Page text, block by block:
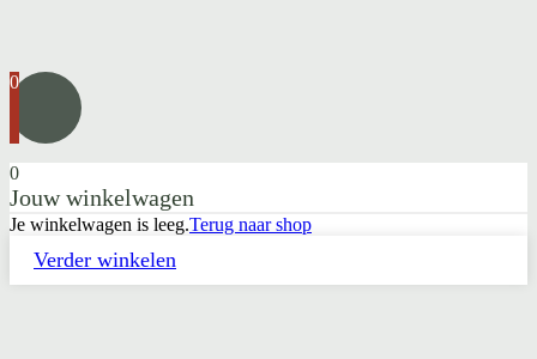
0
0
Jouw winkelwagen
Je winkelwagen is leeg.Terug naar shop
Verder winkelen